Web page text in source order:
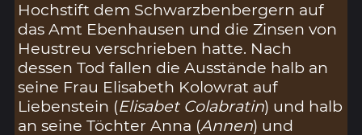
Hochstift dem Schwarzbenbergern auf
das Amt Ebenhausen und die Zinsen von
Heustreu verschrieben hatte. Nach
dessen Tod fallen die Ausstände halb an
seine Frau Elisabeth Kolowrat auf
Liebenstein (Elisabet Colabratin) und halb
an seine Töchter Anna (Annen) und